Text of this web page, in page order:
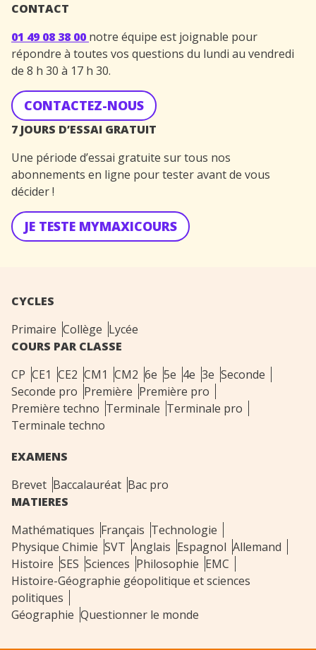
CONTACT
01 49 08 38 00 notre équipe est joignable pour
répondre à toutes vos questions du lundi au vendredi
de 8 h 30 à 17 h 30.
CONTACTEZ-NOUS
7 JOURS D’ESSAI GRATUIT
Une période d’essai gratuite sur tous nos
abonnements en ligne pour tester avant de vous
décider !
JE TESTE MYMAXICOURS
CYCLES
Primaire Collège Lycée
COURS PAR CLASSE
CP CE1 CE2 CM1 CM2 6e 5e 4e 3e Seconde
Seconde pro Première Première pro
Première techno Terminale Terminale pro
Terminale techno
EXAMENS
Brevet Baccalauréat Bac pro
MATIERES
Mathématiques Français Technologie
Physique Chimie SVT Anglais Espagnol Allemand
Histoire SES Sciences Philosophie EMC
Histoire-Géographie géopolitique et sciences
politiques
Géographie Questionner le monde